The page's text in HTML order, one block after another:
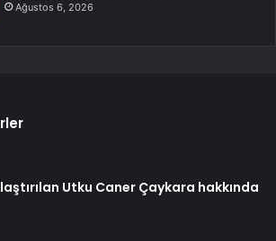
Ağustos 6, 2026
Utku Caner Çaykara hakkında